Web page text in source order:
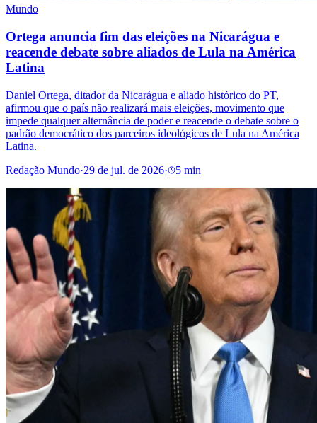
Mundo
Ortega anuncia fim das eleições na Nicarágua e
reacende debate sobre aliados de Lula na América
Latina
Daniel Ortega, ditador da Nicarágua e aliado histórico do PT,
afirmou que o país não realizará mais eleições, movimento que
impede qualquer alternância de poder e reacende o debate sobre o
padrão democrático dos parceiros ideológicos de Lula na América
Latina.
Redação Mundo·29 de jul. de 2026· 5 min